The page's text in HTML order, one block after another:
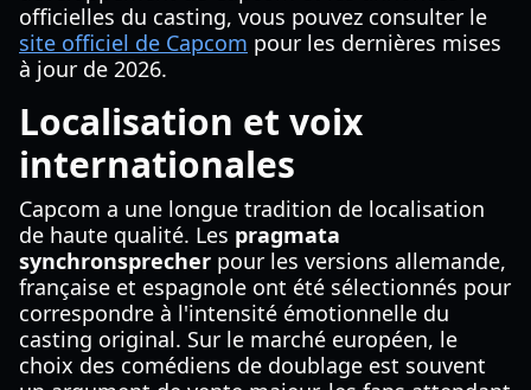
officielles du casting, vous pouvez consulter le
site officiel de Capcom pour les dernières mises
à jour de 2026.
Localisation et voix
internationales
Capcom a une longue tradition de localisation
de haute qualité. Les pragmata
synchronsprecher pour les versions allemande,
française et espagnole ont été sélectionnés pour
correspondre à l'intensité émotionnelle du
casting original. Sur le marché européen, le
choix des comédiens de doublage est souvent